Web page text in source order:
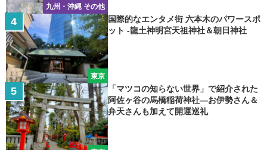
九州・沖縄 その他
東京
国際的なエンタメ街 六本木のパワースポ
ット -龍土神明宮天祖神社＆朝日神社
「マツコの知らない世界」で紹介された
阿佐ヶ谷の馬橋稲荷神社―お伊勢さん＆
弁天さんも加えて開運巡礼